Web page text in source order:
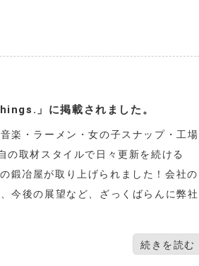
」に掲載されました。
楽・ラーメン・女の子スナップ・工場
の取材スタイルで日々更新を続ける
鍛冶屋が取り上げられました！会社の
今後の展望など、ざっくばらんに弊社
続きを読む